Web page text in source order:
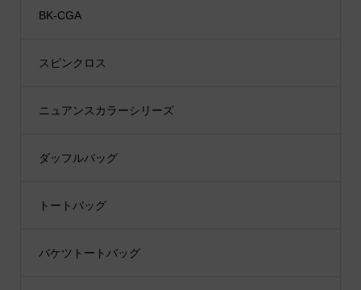
BK-CGA
スピンクロス
ニュアンスカラーシリーズ
ダッフルバッグ
トートバッグ
バケツトートバッグ